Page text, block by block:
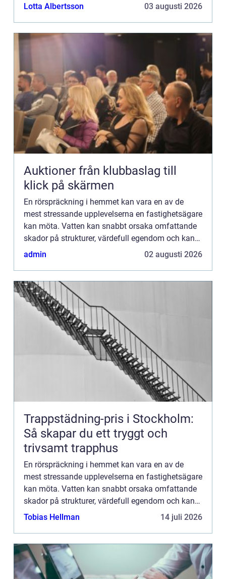
även leda till tillväx...
Lotta Albertsson 03 augusti 2026
Auktioner från klubbaslag till
klick på skärmen
En rörspräckning i hemmet kan vara en av de
mest stressande upplevelserna en fastighetsägare
kan möta. Vatten kan snabbt orsaka omfattande
skador på strukturer, värdefull egendom och kan
även leda till tillväx...
admin 02 augusti 2026
Trappstädning-pris i Stockholm:
Så skapar du ett tryggt och
trivsamt trapphus
En rörspräckning i hemmet kan vara en av de
mest stressande upplevelserna en fastighetsägare
kan möta. Vatten kan snabbt orsaka omfattande
skador på strukturer, värdefull egendom och kan
även leda till tillväx...
Tobias Hellman 14 juli 2026